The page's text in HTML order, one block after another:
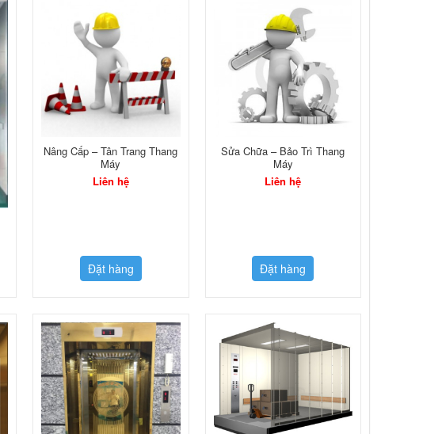
Nâng Cấp – Tân Trang Thang
Máy
Liên hệ
Đặt hàng
Sửa Chữa – Bảo Trì Thang
Máy
Liên hệ
Đặt hàng